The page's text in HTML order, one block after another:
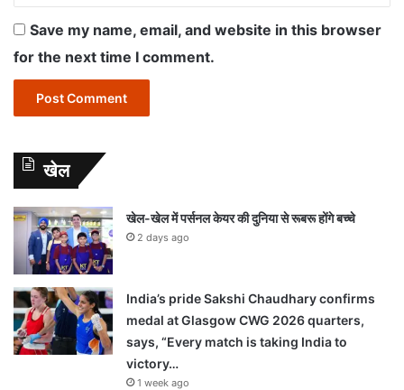
Save my name, email, and website in this browser
for the next time I comment.
खेल
खेल-खेल में पर्सनल केयर की दुनिया से रूबरू होंगे बच्चे
2 days ago
India’s pride Sakshi Chaudhary confirms
medal at Glasgow CWG 2026 quarters,
says, “Every match is taking India to
victory…
1 week ago